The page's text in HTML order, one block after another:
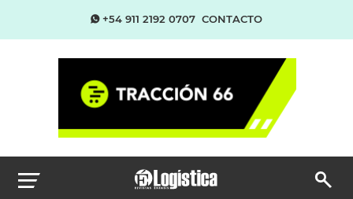
+54 911 2192 0707 CONTACTO